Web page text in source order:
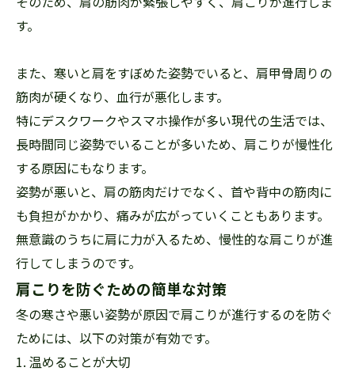
す。
また、寒いと肩をすぼめた姿勢でいると、肩甲骨周りの
筋肉が硬くなり、血行が悪化します。
特にデスクワークやスマホ操作が多い現代の生活では、
長時間同じ姿勢でいることが多いため、肩こりが慢性化
する原因にもなります。
姿勢が悪いと、肩の筋肉だけでなく、首や背中の筋肉に
も負担がかかり、痛みが広がっていくこともあります。
無意識のうちに肩に力が入るため、慢性的な肩こりが進
行してしまうのです。
肩こりを防ぐための簡単な対策
冬の寒さや悪い姿勢が原因で肩こりが進行するのを防ぐ
ためには、以下の対策が有効です。
1. 温めることが大切